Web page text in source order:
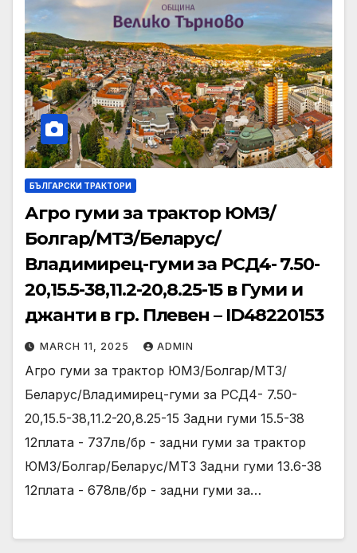
БЪЛГАРСКИ ТРАКТОРИ
Агро гуми за трактор ЮМЗ/
Болгар/МТЗ/Беларус/
Владимирец-гуми за РСД4- 7.50-
20,15.5-38,11.2-20,8.25-15 в Гуми и
джанти в гр. Плевен – ID48220153
MARCH 11, 2025 ADMIN
Агро гуми за трактор ЮМЗ/Болгар/МТЗ/
Беларус/Владимирец-гуми за РСД4- 7.50-
20,15.5-38,11.2-20,8.25-15 Задни гуми 15.5-38
12плата - 737лв/бр - задни гуми за трактор
ЮМЗ/Болгар/Беларус/МТЗ Задни гуми 13.6-38
12плата - 678лв/бр - задни гуми за…